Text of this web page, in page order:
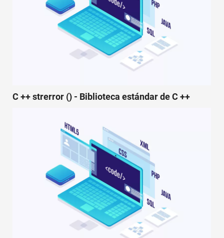
C ++ strerror () - Biblioteca estándar de C ++